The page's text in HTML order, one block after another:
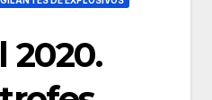
2020.